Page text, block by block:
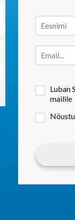
Luban
mailile